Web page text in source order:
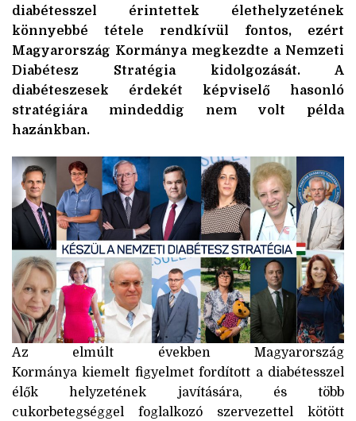
diabétesszel érintettek élethelyzetének
könnyebbé tétele rendkívül fontos, ezért
Magyarország Kormánya megkezdte a Nemzeti
Diabétesz Stratégia kidolgozását. A
diabéteszesek érdekét képviselő hasonló
stratégiára mindeddig nem volt példa
hazánkban.
Az elmúlt években Magyarország
Kormánya kiemelt figyelmet fordított a diabétesszel
élők helyzetének javítására, és több
cukorbetegséggel foglalkozó szervezettel kötött